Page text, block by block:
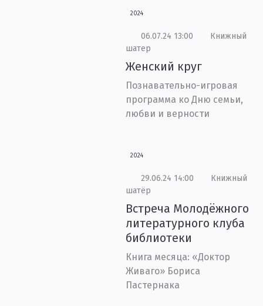
2024
06.07.24 13:00
Книжный
шатер
Женский круг
Познавательно-игровая
программа ко Дню семьи,
любви и верности
2024
29.06.24 14:00
Книжный
шатёр
Встреча Молодёжного
литературного клуба
библиотеки
Книга месяца: «Доктор
Живаго» Бориса
Пастернака